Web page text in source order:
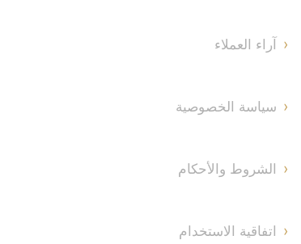
آراء العملاء
سياسة الخصوصية
الشروط والأحكام
اتفاقية الاستخدام